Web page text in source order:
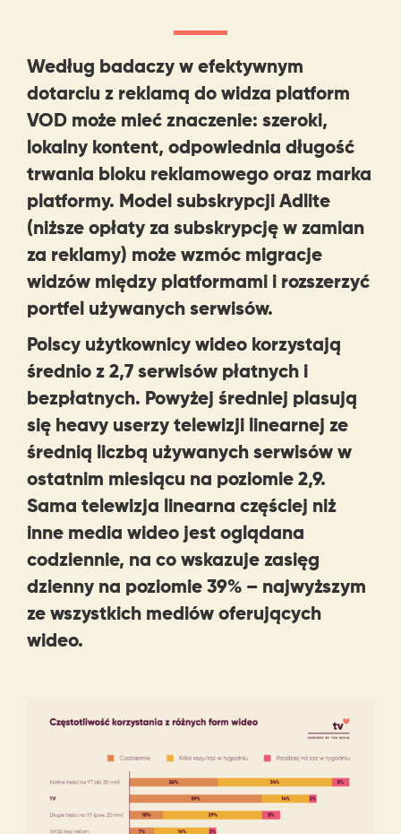
Według badaczy w efektywnym
dotarciu z reklamą do widza platform
VOD może mieć znaczenie: szeroki,
lokalny kontent, odpowiednia długość
trwania bloku reklamowego oraz marka
platformy. Model subskrypcji Adlite
(niższe opłaty za subskrypcję w zamian
za reklamy) może wzmóc migracje
widzów między platformami i rozszerzyć
portfel używanych serwisów.
Polscy użytkownicy wideo korzystają
średnio z 2,7 serwisów płatnych i
bezpłatnych. Powyżej średniej plasują
się heavy userzy telewizji linearnej ze
średnią liczbą używanych serwisów w
ostatnim miesiącu na poziomie 2,9.
Sama telewizja linearna częściej niż
inne media wideo jest oglądana
codziennie, na co wskazuje zasięg
dzienny na poziomie 39% – najwyższym
ze wszystkich mediów oferujących
wideo.